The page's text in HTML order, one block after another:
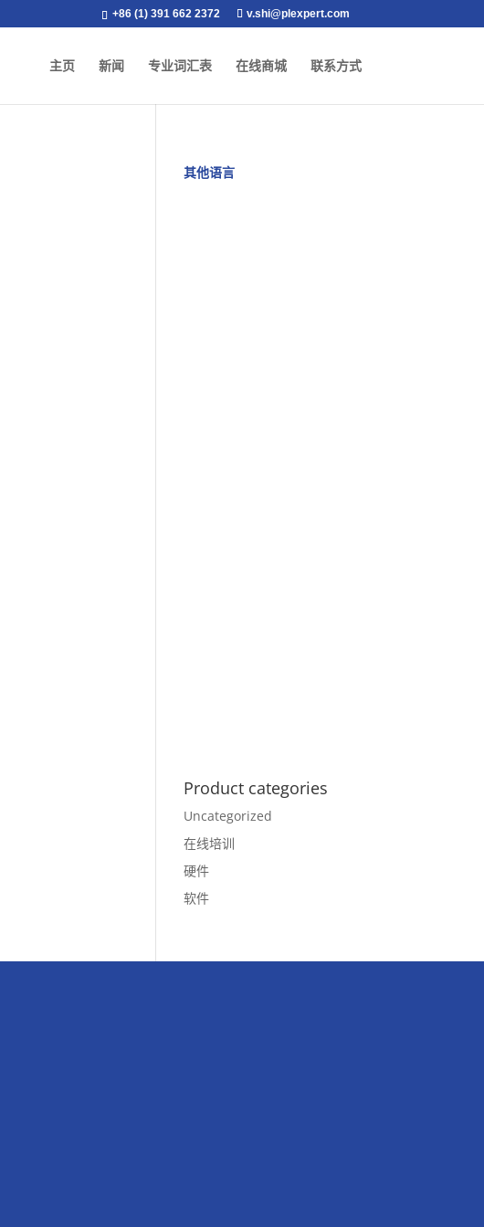
+86 (1) 391 662 2372 v.shi@plexpert.com
主页 新闻 专业词汇表 在线商城 联系方式
其他语言
Product categories
Uncategorized
在线培训
硬件
软件